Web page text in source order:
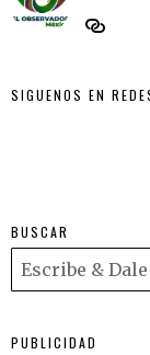
SIGUENOS EN
BUSCAR
PUBLICIDAD